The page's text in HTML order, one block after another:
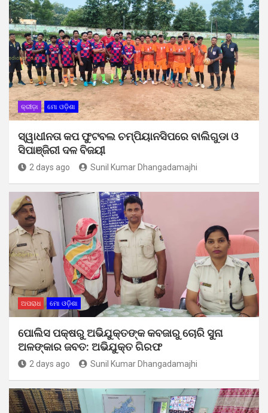
କ୍ରୀଡ଼ା ମୋ ଓଡ଼ିଶା
ସ୍ୱାଧୀନତା କପ ଫୁଟବଲ ଚମ୍ପିୟାନସିପରେ ବାଲିଗୁଡା ଓ
ସିପାଞ୍ଜିରୀ ଦଳ ବିଜୟୀ
2 days ago Sunil Kumar Dhangadamajhi
ଅପରାଧ ମୋ ଓଡ଼ିଶା
ପୋଲିସ ପକ୍ଷରୁ ଅଭିଯୁକ୍ତଙ୍କ କବଜାରୁ ଚୋରି ସୁନା
ଅଳଙ୍କାର ଜବତ: ଅଭିଯୁକ୍ତ ଗିରଫ
2 days ago Sunil Kumar Dhangadamajhi